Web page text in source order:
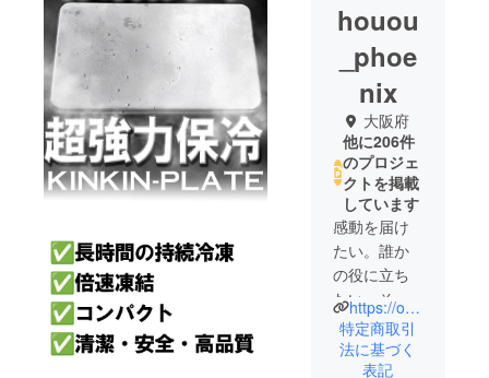
houou
_phoe
nix
大阪府
他に206件
のプロジェ
クトを掲載
しています
感動を届け
たい。誰か
の役に立ち
たい。そし
て、心から
「欲しい」
と思えるも
https://our-product.com/fm/31566/zbfGwgws
特定商取引
法に基づく
表記